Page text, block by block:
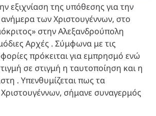
εξιχνίαση της υπόθεσης για την
των Χριστουγέννων, στο
στην Αλεξανδρούπολη
Αρχές . Σύμφωνα με τις
πρόκειται για εμπρησμό ενώ
σε στιγμή η ταυτοποίηση και η
. Υπενθυμίζεται πως τα
σήμανε συναγερμός